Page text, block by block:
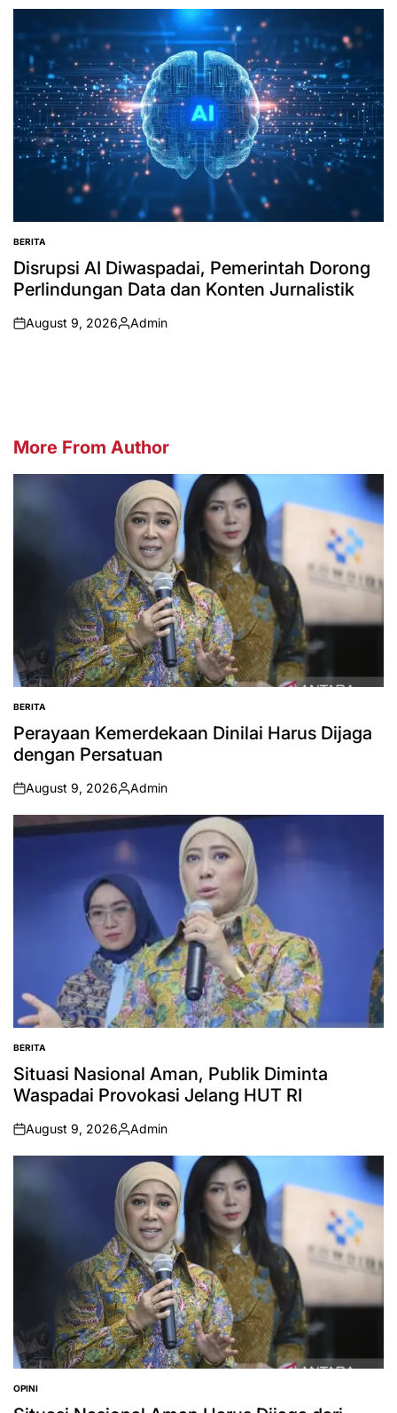
by
POSTED
IN
BERITA
Disrupsi AI Diwaspadai, Pemerintah Dorong
Perlindungan Data dan Konten Jurnalistik
on
August 9, 2026
Posted
Admin
More From Author
POSTED
IN
BERITA
Perayaan Kemerdekaan Dinilai Harus Dijaga
dengan Persatuan
on
August 9, 2026
Posted
by
Admin
POSTED
IN
BERITA
Situasi Nasional Aman, Publik Diminta
Waspadai Provokasi Jelang HUT RI
on
August 9, 2026
Posted
by
Admin
POSTED
IN
OPINI